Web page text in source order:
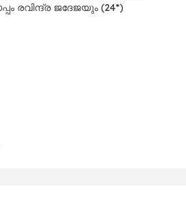
രവിന്ദ്ര ജദേജയും (24*)